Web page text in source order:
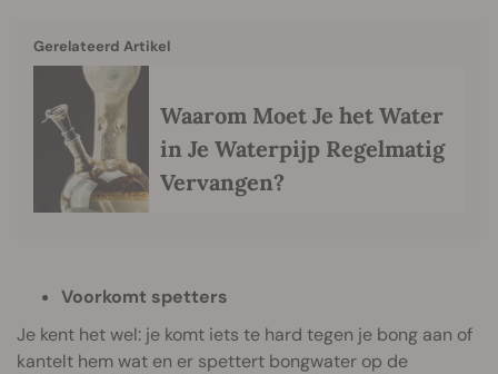
Gerelateerd Artikel
Waarom Moet Je het Water
in Je Waterpijp Regelmatig
Vervangen?
Voorkomt spetters
Je kent het wel: je komt iets te hard tegen je bong aan of
kantelt hem wat en er spettert bongwater op de